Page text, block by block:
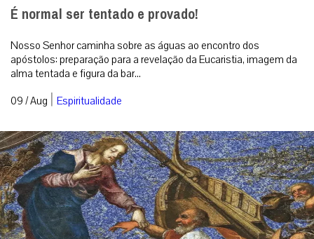
É normal ser tentado e provado!
Nosso Senhor caminha sobre as águas ao encontro dos
apóstolos: preparação para a revelação da Eucaristia, imagem da
alma tentada e figura da bar...
09 / Aug | Espiritualidade